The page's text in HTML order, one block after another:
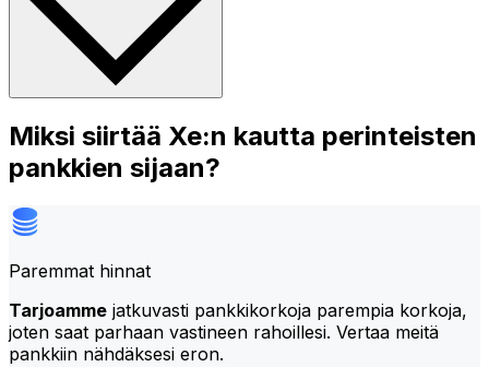
Miksi siirtää Xe:n kautta perinteisten
pankkien sijaan?
Paremmat hinnat
Tarjoamme jatkuvasti pankkikorkoja parempia korkoja,
joten saat parhaan vastineen rahoillesi. Vertaa meitä
pankkiin nähdäksesi eron.